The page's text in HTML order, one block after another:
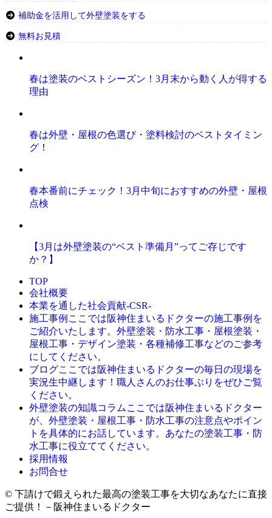
補助金を活用して外壁塗装をする
無料お見積
春は塗装のベストシーズン！3月末から動く人が得する
理由
春は外壁・屋根の色選び・塗料検討のベストタイミン
グ！
春本番前にチェック！3月中旬におすすめの外壁・屋根
点検
【3月は外壁塗装の“ベスト準備月”ってご存じです
か？】
TOP
会社概要
本業を通した社会貢献-CSR-
施工事例 ここでは阪神住まいるドクターの施工事例を
ご紹介いたします。外壁塗装・防水工事・屋根塗装・
屋根工事・デザイン塗装・各種補修工事などのご参考
にしてください。
ブログここでは阪神住まいるドクターの毎日の現場を
実況生中継します！職人さんのお仕事ぶりをぜひご覧
ください。
外壁塗装の知識コラム ここでは阪神住まいるドクター
が、外壁塗装・屋根工事・防水工事の注意点やポイン
トを具体的にお話しています。あなたの塗装工事・防
水工事に役立ててください。
採用情報
お問合せ
© 下請けで鍛えられた最高の塗装工事を大切なあなたに直接
ご提供！－阪神住まいるドクター